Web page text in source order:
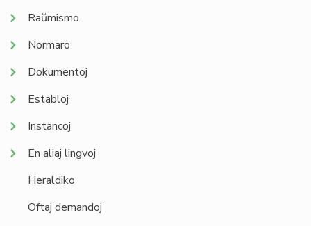
Raŭmismo
Normaro
Dokumentoj
Establoj
Instancoj
En aliaj lingvoj
Heraldiko
Oftaj demandoj